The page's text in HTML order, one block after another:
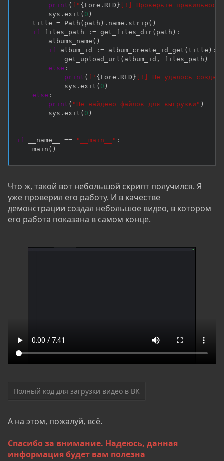
print ( f" { Fore . RED } [!] Проверьте
        sys
. exit ( 0 )
    title
= Path ( path ) . name . strip ( )
if files_path : = get_files_dir( path ) :
        albums_name
( )
if album_id : = album_create_id_get ( title ) :
            get_upload_url
( album_id , files_path )
else :
print ( f' { Fore . RED } [!] Не удалось
            sys
. exit ( 0 )
else :
print ( "Не найдено файлов для выгрузки" )
        sys
. exit ( 0 )
if __name__ == "__main__" :
    main
( )
Что ж, такой вот небольшой скрипт получился. Я
уже проверил его работу. И в качестве
демонстрации создал небольшое видео, в котором
его работа показана в самом конце.
Полный код для загрузки видео в ВК
А на этом, пожалуй, всё.
Спасибо за внимание. Надеюсь, данная
информация будет вам полезна